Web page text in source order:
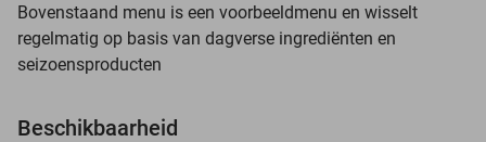
Bovenstaand menu is een voorbeeldmenu en wisselt
regelmatig op basis van dagverse ingrediënten en
seizoensproducten
Beschikbaarheid